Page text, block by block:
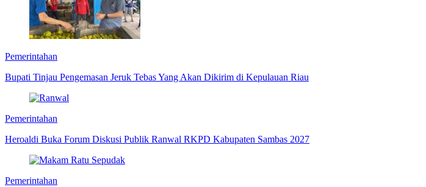
Pemerintahan
Bupati Tinjau Pengemasan Jeruk Tebas Yang Akan Dikirim di Kepulauan Riau
Pemerintahan
Heroaldi Buka Forum Diskusi Publik Ranwal RKPD Kabupaten Sambas 2027
Pemerintahan